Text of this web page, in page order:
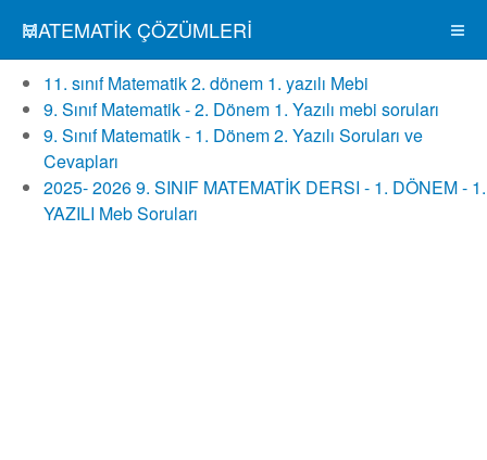
MATEMATIK ÇÖZÜMLERI
11. sınıf Matematik 2. dönem 1. yazılı Mebi
9. Sınıf Matematik - 2. Dönem 1. Yazılı mebi soruları
9. Sınıf Matematik - 1. Dönem 2. Yazılı Soruları ve
Cevapları
2025- 2026 9. SINIF MATEMATİK DERSI - 1. DÖNEM - 1.
YAZILI Meb Soruları